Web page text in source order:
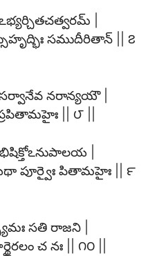
|
సముదీరితాన్ || ౭
నరాన్యయౌ |
|| ౮ ||
|
పూర్వైః పితామహైః || ౯
సతి రాజని |
చ నః || ౧౦ ||